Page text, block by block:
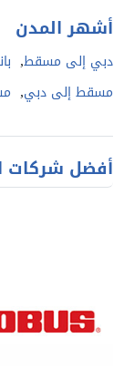
أشهر المدن
دبي إلى مسقط,
مسقط إلى دبي,
أفضل شركات